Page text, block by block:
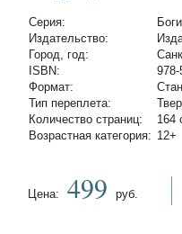
Cерия:
Издательство:
Город, год:
ISBN:
978-
Формат:
Тип переплета:
Количество страниц:
164
Возрастная категория: 12+
Цена: 499 руб.